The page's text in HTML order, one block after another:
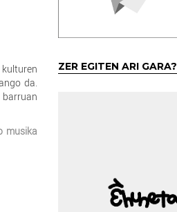
da.
musika
ZER EGITEN ARI GARA?